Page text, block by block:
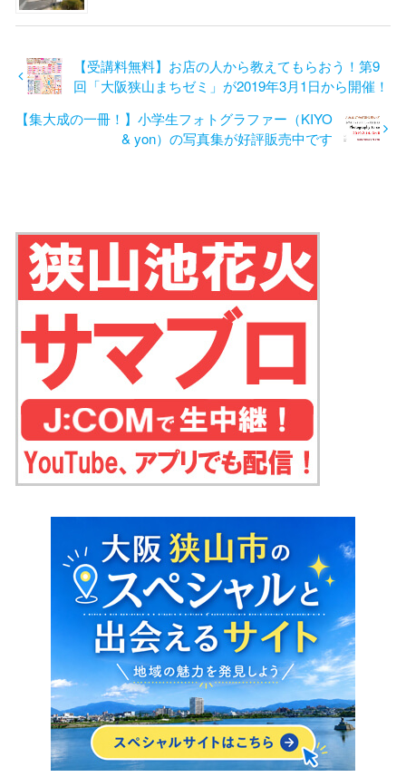
【受講料無料】お店の人から教えてもらおう！第9
回「大阪狭山まちゼミ」が2019年3月1日から開催！
【集大成の一冊！】小学生フォトグラファー（KIYO
& yon）の写真集が好評販売中です